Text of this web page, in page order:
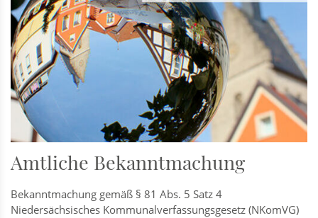
Amtliche Bekanntmachung
Bekanntmachung gemäß § 81 Abs. 5 Satz 4
Niedersächsisches Kommunalverfassungsgesetz (NKomVG)